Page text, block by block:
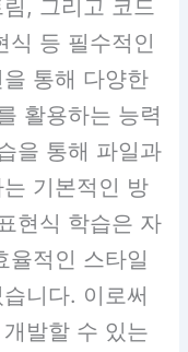
, 그리고 코드
식 등 필수적인
통해 다양한
활용하는 능력
을 통해 파일과
기본적인 방
현식 학습은 자
율적인 스타일
니다. 이로써
발할 수 있는